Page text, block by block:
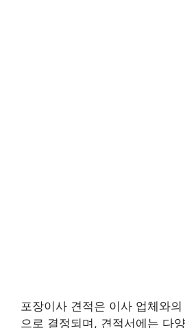
포장이사 견적은 이사 업체와
으로 결정되며, 견적서에는 다